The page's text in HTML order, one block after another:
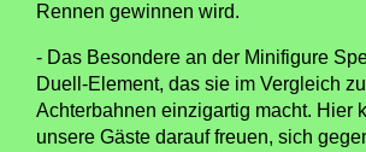
Rennen gewinnen wird.
- Das Besondere an der Minifigure
Duell-Element, das sie im Vergleich
Achterbahnen einzigartig macht. Hier
unsere Gäste darauf freuen, sich